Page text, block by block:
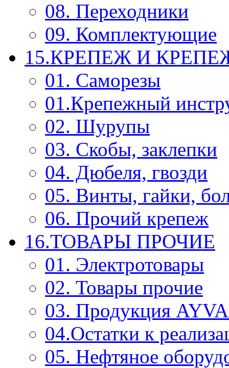
08. Переходники
09. Комплектующие
15.КРЕПЕЖ И
01. Саморезы
01.Крепежный
02. Шурупы
03. Скобы, заклепки
04. Дюбеля, гвозди
05. Винты, гайки,
06. Прочий крепеж
16.ТОВАРЫ ПРОЧИЕ
01. Электротовары
02. Товары прочие
03. Продукция
04.Остатки к
05. Нефтяное